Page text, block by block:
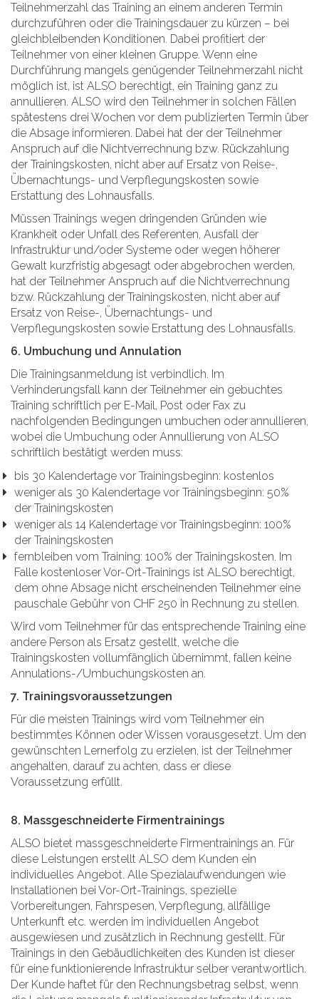
Teilnehmerzahl das Training an einem anderen Termin
durchzuführen oder die Trainingsdauer zu kürzen – bei
gleichbleibenden Konditionen. Dabei profitiert der
Teilnehmer von einer kleinen Gruppe. Wenn eine
Durchführung mangels genügender Teilnehmerzahl nicht
möglich ist, ist ALSO berechtigt, ein Training ganz zu
annullieren. ALSO wird den Teilnehmer in solchen Fällen
spätestens drei Wochen vor dem publizierten Termin über
die Absage informieren. Dabei hat der der Teilnehmer
Anspruch auf die Nichtverrechnung bzw. Rückzahlung
der Trainingskosten, nicht aber auf Ersatz von Reise-,
Übernachtungs- und Verpflegungskosten sowie
Erstattung des Lohnausfalls.
Müssen Trainings wegen dringenden Gründen wie
Krankheit oder Unfall des Referenten, Ausfall der
Infrastruktur und/oder Systeme oder wegen höherer
Gewalt kurzfristig abgesagt oder abgebrochen werden,
hat der Teilnehmer Anspruch auf die Nichtverrechnung
bzw. Rückzahlung der Trainingskosten, nicht aber auf
Ersatz von Reise-, Übernachtungs- und
Verpflegungskosten sowie Erstattung des Lohnausfalls.
6. Umbuchung und Annulation
Die Trainingsanmeldung ist verbindlich. Im
Verhinderungsfall kann der Teilnehmer ein gebuchtes
Training schriftlich per E-Mail, Post oder Fax zu
nachfolgenden Bedingungen umbuchen oder annullieren,
wobei die Umbuchung oder Annullierung von ALSO
schriftlich bestätigt werden muss:
bis 30 Kalendertage vor Trainingsbeginn: kostenlos
weniger als 30 Kalendertage vor Trainingsbeginn: 50%
der Trainingskosten
weniger als 14 Kalendertage vor Trainingsbeginn: 100%
der Trainingskosten
fernbleiben vom Training: 100% der Trainingskosten. Im
Falle kostenloser Vor-Ort-Trainings ist ALSO berechtigt,
dem ohne Absage nicht erscheinenden Teilnehmer eine
pauschale Gebühr von CHF 250 in Rechnung zu stellen.
Wird vom Teilnehmer für das entsprechende Training eine
andere Person als Ersatz gestellt, welche die
Trainingskosten vollumfänglich übernimmt, fallen keine
Annulations-/Umbuchungskosten an.
7. Trainingsvoraussetzungen
Für die meisten Trainings wird vom Teilnehmer ein
bestimmtes Können oder Wissen vorausgesetzt. Um den
gewünschten Lernerfolg zu erzielen, ist der Teilnehmer
angehalten, darauf zu achten, dass er diese
Voraussetzung erfüllt.
8. Massgeschneiderte Firmentrainings
ALSO bietet massgeschneiderte Firmentrainings an. Für
diese Leistungen erstellt ALSO dem Kunden ein
individuelles Angebot. Alle Spezialaufwendungen wie
Installationen bei Vor-Ort-Trainings, spezielle
Vorbereitungen, Fahrspesen, Verpflegung, allfällige
Unterkunft etc. werden im individuellen Angebot
ausgewiesen und zusätzlich in Rechnung gestellt. Für
Trainings in den Gebäudlichkeiten des Kunden ist dieser
für eine funktionierende Infrastruktur selber verantwortlich.
Der Kunde haftet für den Rechnungsbetrag selbst, wenn